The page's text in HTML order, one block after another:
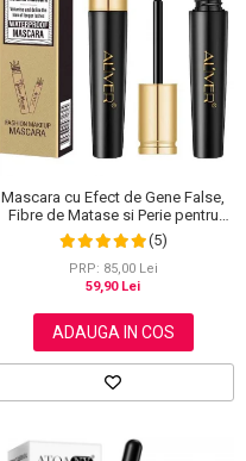
Mascara cu Efect de Gene False,
Fibre de Matase si Perie pentru
Curbare, Aliver 4D Extra Volume,
Waterproof, Negru,10 g
(5)
PRP: 85,00 Lei
59,90 Lei
ADAUGA IN COS